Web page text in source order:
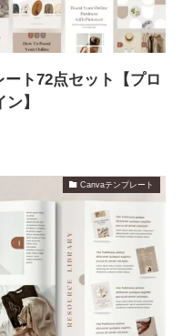
ト72点セット【プロ
】
Canvaテンプレート